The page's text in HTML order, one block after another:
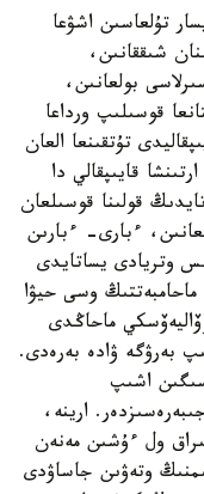
تۇلعاسىن اشۋعا
شىققانىن،
بولعانىن،
قوسىلىپ ورداعا
تۇتقىنعا العان
قايىپقالي دا
قولىنا قوسىلعان
ءبارى- ءبارىن
وتريادى يساتايدى
ماحامبەتتىڭ وسى حيۋا
ماحاڭدى
بەرۋگە ۋادە بەرەدى.
اشىپ
ارينە،
ول ءۇشىن مەنەن
وتەۋىن جاساۋدى